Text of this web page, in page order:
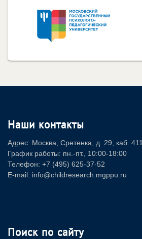
Наши контакты
Адрес: Москва, Сретенка, д. 29, каб. 411
График работы: пн.-пт., 10:00-18:00
Телефон: +7 (495) 625-37-52
E-mail: info@childresearch.mgppu.ru
Поиск по сайту